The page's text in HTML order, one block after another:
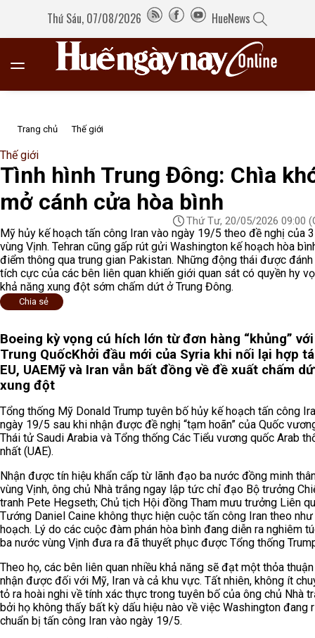
Thứ Sáu, 07/08/2026 HueNews
Trang chủ Thế giới
Thế giới
Tình hình Trung Đông: Chìa
mở cánh cửa hòa bình
Thứ Tư, 20/05/2026 09:00
Mỹ hủy kế hoạch tấn công Iran vào ngày 19/5 theo đề nghị của
vùng Vịnh. Tehran cũng gấp rút gửi Washington kế hoạch hòa
điểm thông qua trung gian Pakistan. Những động thái được
tích cực của các bên liên quan khiến giới quan sát có quyền hy
khả năng xung đột sớm chấm dứt ở Trung Đông.
Chia sẻ
Boeing kỳ vọng cú hích lớn từ đơn hàng “khủng” với
Trung QuốcKhởi đầu mới của Syria khi nối lại hợp
EU, UAEMỹ và Iran vẫn bất đồng về đề xuất chấm
xung đột
Tổng thống Mỹ Donald Trump tuyên bố hủy kế hoạch tấn công
ngày 19/5 sau khi nhận được đề nghị “tạm hoãn” của Quốc
Thái tử Saudi Arabia và Tổng thống Các Tiểu vương quốc Arab
nhất (UAE).
Nhận được tín hiệu khẩn cấp từ lãnh đạo ba nước đồng minh
vùng Vịnh, ông chủ Nhà trắng ngay lập tức chỉ đạo Bộ trưởng
tranh Pete Hegseth; Chủ tịch Hội đồng Tham mưu trưởng Liên
Tướng Daniel Caine không thực hiện cuộc tấn công Iran theo như
hoạch. Lý do các cuộc đàm phán hòa bình đang diễn ra nghiêm
ba nước vùng Vịnh đưa ra đã thuyết phục được Tổng thống
Theo họ, các bên liên quan nhiều khả năng sẽ đạt một thỏa
nhận được đối với Mỹ, Iran và cả khu vực. Tất nhiên, không ít
tỏ ra hoài nghi về tính xác thực trong tuyên bố của ông chủ Nhà
bởi họ không thấy bất kỳ dấu hiệu nào về việc Washington đang
chuẩn bị tấn công Iran vào ngày 19/5.